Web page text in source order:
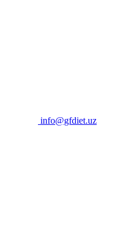
info@gfdiet.uz